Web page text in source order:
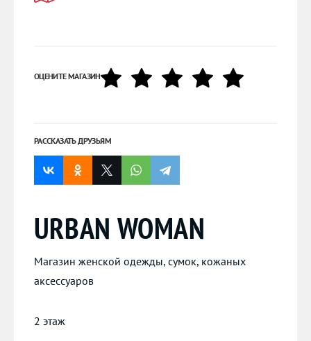
ОЦЕНИТЕ МАГАЗИН
РАССКАЗАТЬ ДРУЗЬЯМ
URBAN WOMAN
Магазин женской одежды, сумок, кожаных
аксессуаров
2 этаж